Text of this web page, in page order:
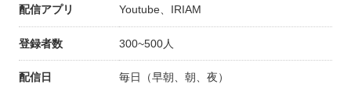
配信アプリ Youtube、IRIAM
登録者数 300~500人
配信日 毎日（早朝、朝、夜）